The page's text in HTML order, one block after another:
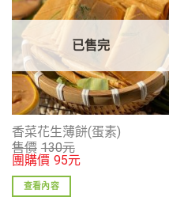
已售完
香菜花生薄餅(蛋素)
售價 130元
團購價 95元
查看內容